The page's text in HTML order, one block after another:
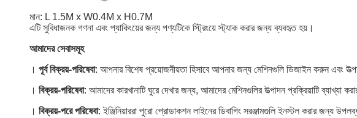
মান: L 1.5M x W0.4M x H0.7M
এটি সুবিধাজনক গণনা এবং প্যাকিংয়ের জন্য পণ্যটিকে স্ট্রিংয়ে স্ট্যাক করার জন্য ব্যবহৃত হয়।
আমাদের সেবাসমূহ
। পূর্ব বিক্রয়-পরিষেবা: আপনার বিশেষ প্রয়োজনীয়তা হিসাবে আপনার জন্য মেশিনগুলি ডিজাইন করুন এবং
। বিক্রয়-পরিষেবা: আমাদের কারখানাটি ঘুরে দেখার জন্য, আমাদের মেশিনগুলির উত্পাদন প্রক্রিয়াটি ব্যাখ্যা
। বিক্রয়-পরে পরিষেবা: ইঞ্জিনিয়াররা পুরো প্রোডাকশন লাইনের ডিবাগিং সরঞ্জামগুলি ইনস্টল করার জন্য